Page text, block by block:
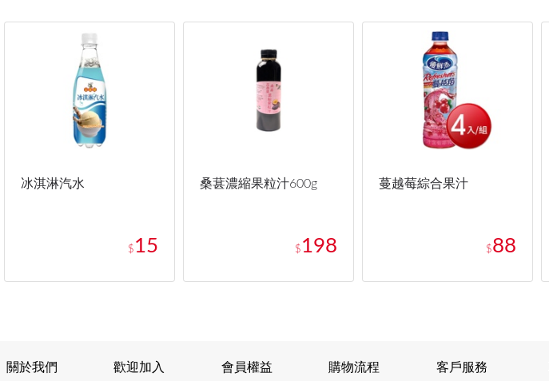
冰淇淋汽水
$ 15
桑葚濃縮果粒汁600g
$ 198
蔓越莓綜合果汁
$88
關於我們 歡迎加入 會員權益 購物流程 客戶服務